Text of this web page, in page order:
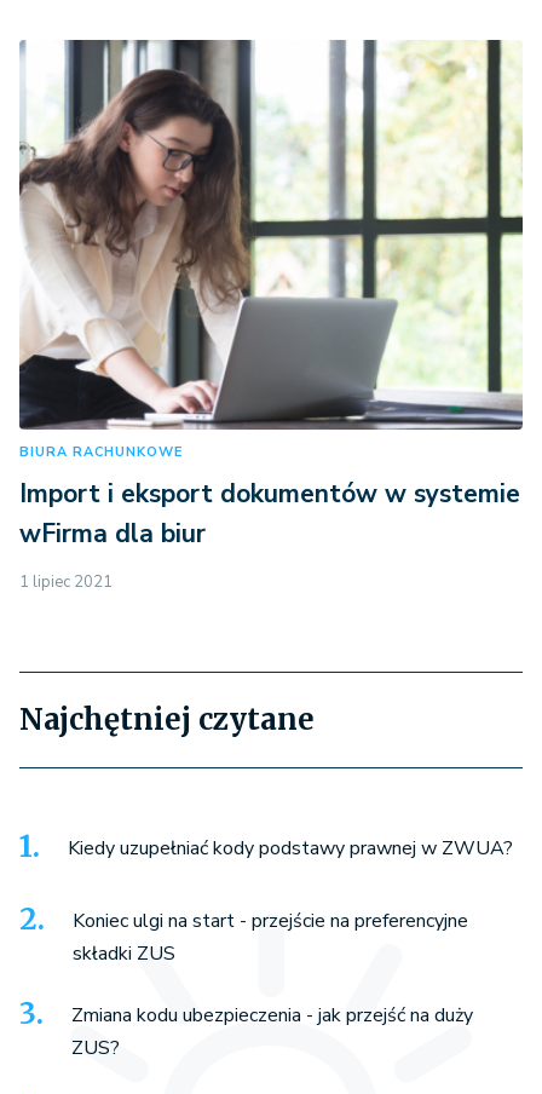
BIURA RACHUNKOWE
Import i eksport dokumentów w systemie
wFirma dla biur
1 lipiec 2021
Najchętniej czytane
Kiedy uzupełniać kody podstawy prawnej w ZWUA?
Koniec ulgi na start - przejście na preferencyjne
składki ZUS
Zmiana kodu ubezpieczenia - jak przejść na duży
ZUS?